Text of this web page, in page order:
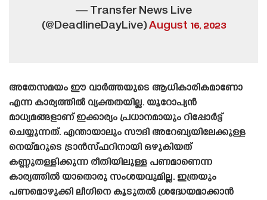
— Transfer News Live
(@DeadlineDayLive)August 16, 2023
അതേസമയം ഈ വാർത്തയുടെ ആധികാരികമാണോ
എന്ന കാര്യത്തിൽ വ്യക്തതയില്ല. യൂറോപ്യൻ
മാധ്യമങ്ങളാണ് ഇക്കാര്യം പ്രധാനമായും റിപ്പോർട്ട്
ചെയ്യുന്നത്. എന്തായാലും സൗദി അറേബ്യയിലേക്കുള്ള
നെയ്‌മറുടെ ട്രാൻസ്‌ഫറിനായി ഒഴുകിയത്
കണ്ണുതള്ളിക്കുന്ന രീതിയിലുള്ള പണമാണെന്ന
കാര്യത്തിൽ യാതൊരു സംശയവുമില്ല. ഇത്രയും
പണമൊഴുക്കി ലീഗിനെ കൂടുതൽ ശ്രദ്ധേയമാക്കാൻ